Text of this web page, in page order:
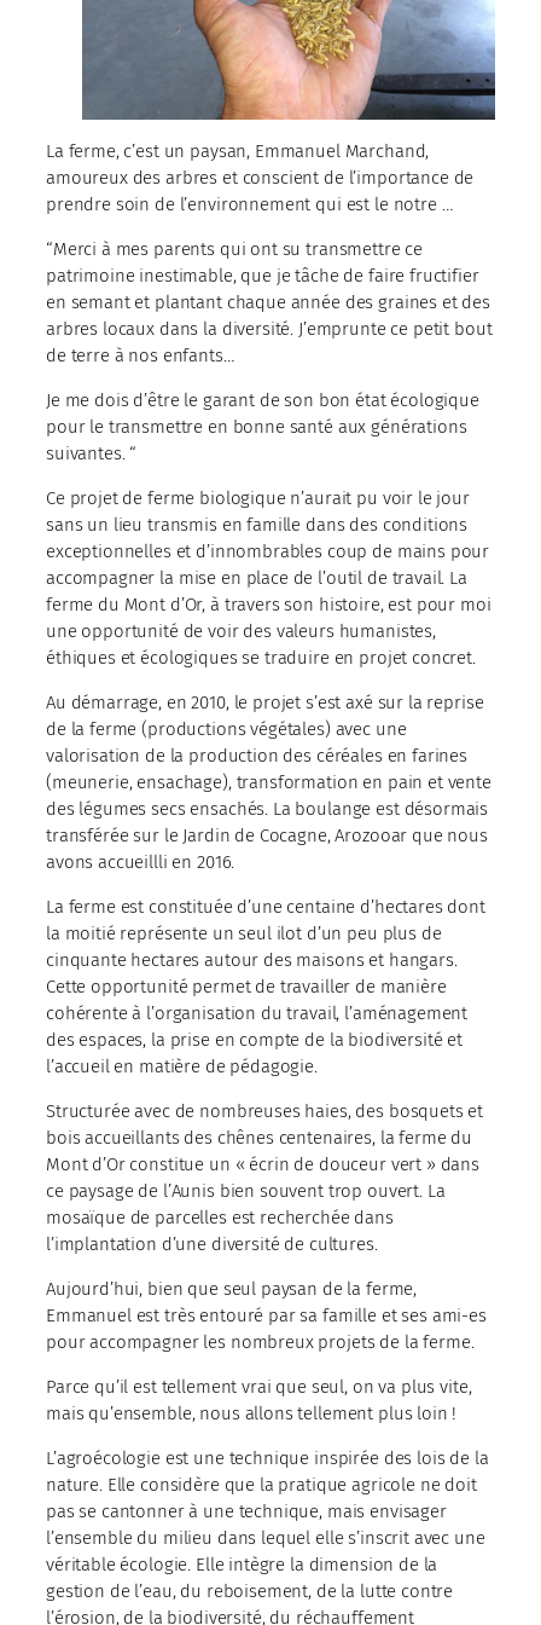
La ferme, c’est un paysan, Emmanuel Marchand,
amoureux des arbres et conscient de l’importance de
prendre soin de l’environnement qui est le notre …
“Merci à mes parents qui ont su transmettre ce
patrimoine inestimable, que je tâche de faire fructifier
en semant et plantant chaque année des graines et des
arbres locaux dans la diversité. J’emprunte ce petit bout
de terre à nos enfants…
Je me dois d’être le garant de son bon état écologique
pour le transmettre en bonne santé aux générations
suivantes. “
Ce projet de ferme biologique n’aurait pu voir le jour
sans un lieu transmis en famille dans des conditions
exceptionnelles et d’innombrables coup de mains pour
accompagner la mise en place de l’outil de travail. La
ferme du Mont d’Or, à travers son histoire, est pour moi
une opportunité de voir des valeurs humanistes,
éthiques et écologiques se traduire en projet concret.
Au démarrage, en 2010, le projet s’est axé sur la reprise
de la ferme (productions végétales) avec une
valorisation de la production des céréales en farines
(meunerie, ensachage), transformation en pain et vente
des légumes secs ensachés. La boulange est désormais
transférée sur le Jardin de Cocagne, Arozooar que nous
avons accueillli en 2016.
La ferme est constituée d’une centaine d’hectares dont
la moitié représente un seul ilot d’un peu plus de
cinquante hectares autour des maisons et hangars.
Cette opportunité permet de travailler de manière
cohérente à l’organisation du travail, l’aménagement
des espaces, la prise en compte de la biodiversité et
l’accueil en matière de pédagogie.
Structurée avec de nombreuses haies, des bosquets et
bois accueillants des chênes centenaires, la ferme du
Mont d’Or constitue un « écrin de douceur vert » dans
ce paysage de l’Aunis bien souvent trop ouvert. La
mosaïque de parcelles est recherchée dans
l’implantation d’une diversité de cultures.
Aujourd’hui, bien que seul paysan de la ferme,
Emmanuel est très entouré par sa famille et ses ami-es
pour accompagner les nombreux projets de la ferme.
Parce qu’il est tellement vrai que seul, on va plus vite,
mais qu’ensemble, nous allons tellement plus loin !
L’agroécologie est une technique inspirée des lois de la
nature. Elle considère que la pratique agricole ne doit
pas se cantonner à une technique, mais envisager
l’ensemble du milieu dans lequel elle s’inscrit avec une
véritable écologie. Elle intègre la dimension de la
gestion de l’eau, du reboisement, de la lutte contre
l’érosion, de la biodiversité, du réchauffement